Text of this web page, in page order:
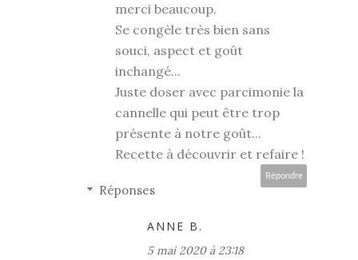
merci beaucoup.
Se congèle très bien sans
souci, aspect et goût
inchangé...
Juste doser avec parcimonie la
cannelle qui peut être trop
présente à notre goût...
Recette à découvrir et refaire !
Répondre
Réponses
ANNE B.
5 mai 2020 à 23:18